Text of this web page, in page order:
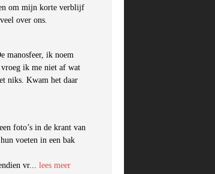
om mijn korte verblijf
over ons.
manosfeer, ik noem
vroeg ik me niet af wat
niks. Kwam het daar
foto’s in de krant van
voeten in een bak
vr... lees meer